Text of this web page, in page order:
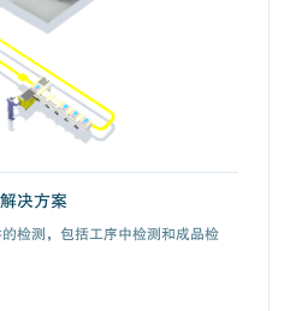
决方案
检测，包括工序中检测和成品检